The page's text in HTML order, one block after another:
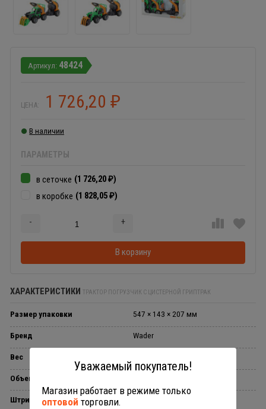
48424
ЦЕНА: 1 726,20 ₽
В наличии
ПАРАМЕТРЫ
в сеточке (1 726,20 ₽)
в коробке (1 828,05 ₽)
- +
В корзину
ХАРАКТЕРИСТИКИ ТРАКТОР ПОГРУЗЧИК С ЦИСТЕРНОЙ ГРИПТРАК
Размер упаковки 547 × 143 × 207 мм
Бренд Wader
Вес
Объем в упаковке
Штрихкод
Уважаемый покупатель!
Магазин работает в режиме только
оптовой торговли.